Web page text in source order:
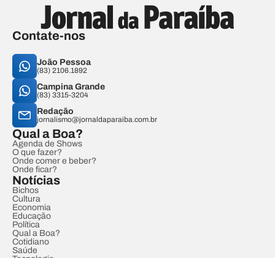
Contate-nos
João Pessoa
(83) 2106.1892
Campina Grande
(83) 3315-3204
Redação
jornalismo@jornaldaparaiba.com.br
Qual a Boa?
Agenda de Shows
O que fazer?
Onde comer e beber?
Onde ficar?
Notícias
Bichos
Cultura
Economia
Educação
Política
Qual a Boa?
Cotidiano
Saúde